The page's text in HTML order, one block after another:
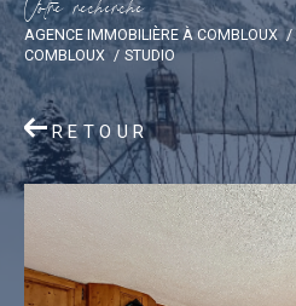
Votre recherche
AGENCE IMMOBILIÈRE À COMBLOUX
COMBLOUX
STUDIO
RETOUR